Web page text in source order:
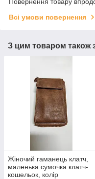
Повернення товару
Всі умови повернення
З цим товаром також
Жіночий гаманець клатч,
маленька сумочка клатч-
кошельок, колір